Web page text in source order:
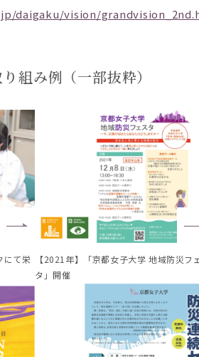
daigaku/vision/
組み例（一部抜粋）
にて栄
【2021年】「京都女子大学 地域防災フ
タ」開催